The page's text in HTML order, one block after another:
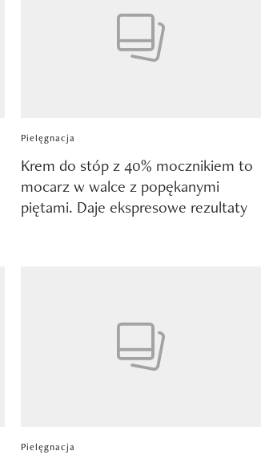
Pielęgnacja
Krem do stóp z 40% mocznikiem to
mocarz w walce z popękanymi
piętami. Daje ekspresowe rezultaty
Pielęgnacja